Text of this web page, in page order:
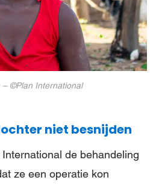
– ©Plan International
niet besnijden
de behandeling
ze een operatie kon